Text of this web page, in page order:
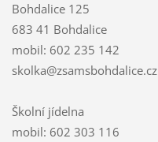
Bohdalice 125
683 41 Bohdalice
mobil: 602 235 142
skolka@zsamsbohdalice.cz
Školní jídelna
mobil: 602 303 116